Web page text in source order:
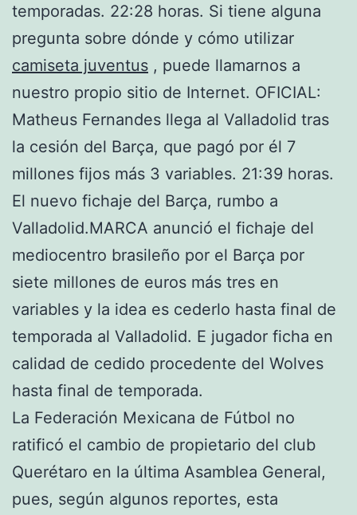
temporadas. 22:28 horas. Si tiene alguna
pregunta sobre dónde y cómo utilizar
camiseta juventus , puede llamarnos a
nuestro propio sitio de Internet. OFICIAL:
Matheus Fernandes llega al Valladolid tras
la cesión del Barça, que pagó por él 7
millones fijos más 3 variables. 21:39 horas.
El nuevo fichaje del Barça, rumbo a
Valladolid.MARCA anunció el fichaje del
mediocentro brasileño por el Barça por
siete millones de euros más tres en
variables y la idea es cederlo hasta final de
temporada al Valladolid. E jugador ficha en
calidad de cedido procedente del Wolves
hasta final de temporada.
La Federación Mexicana de Fútbol no
ratificó el cambio de propietario del club
Querétaro en la última Asamblea General,
pues, según algunos reportes, esta